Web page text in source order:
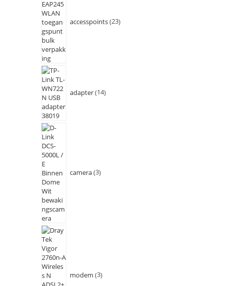
accesspoints 23
adapter 14
camera 3
modem 3